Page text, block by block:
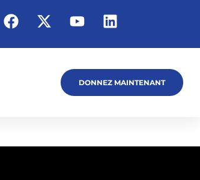
DONNEZ MAINTENANT